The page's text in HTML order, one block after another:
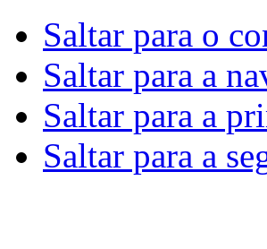
Saltar para o
Saltar para a
Saltar para a
Saltar para a